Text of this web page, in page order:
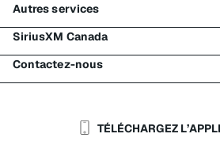
Mon essai SiriusXM
Mon abonnement
Essai gratuit de SiriusXM
Magasiner
Connexion
Enregistrement
Effectuer un paiement
Transfert de service
Autres services
Traffic et Travel
Entreprises
SiriusXM Canada
À propos de SiriusXM
Contactez-nous
Aide et soutienTÉLÉCHARGEZ